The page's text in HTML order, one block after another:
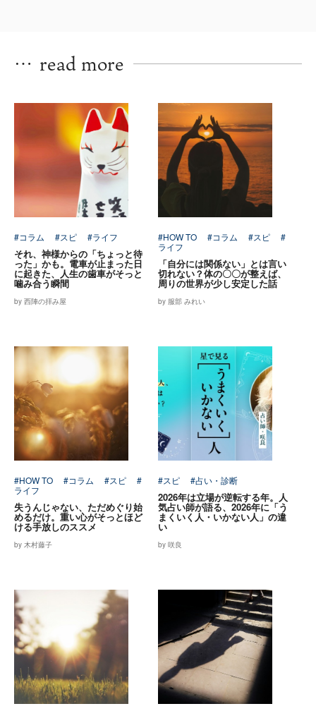
… read more
#コラム #スピ #ライフ
それ、神様からの「ちょっと待
った」かも。電車が止まった日
に起きた、人生の歯車がそっと
噛み合う瞬間
by 西陣の拝み屋
#HOW TO #コラム #スピ
#
ライフ
「自分には関係ない」とは言い
切れない？体の〇〇が整えば、
周りの世界が少し安定した話
by 服部 みれい
#HOW TO #コラム #スピ
#
ライフ
失うんじゃない、ただめぐり始
めるだけ。重い心がそっとほど
ける手放しのススメ
by 木村藤子
#スピ #占い・診断
2026年は立場が逆転する年。人
気占い師が語る、2026年に「う
まくいく人・いかない人」の違
い
by 咲良